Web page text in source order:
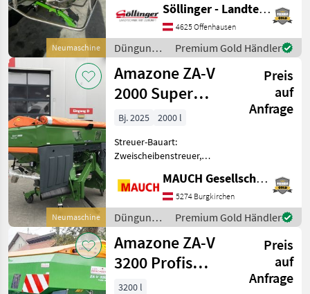
Neumaschine
Streumengenverstellung +
Profis-Wiegesystem +
Streuwerk ZA-V Tronic +
Gelenkwelle Bondioli &
Pavesi mit R
Söllinger - Landtechnik GmbH
4625 Offenhausen
Düngung
und
Beregnung
/ Amazone
Premium Gold Händler
Neumaschine
Amazone ZA-V
2000 Super
Profis Tronic
Preis
auf
Anfrage
Bj. 2025
2000 l
Streuer-Bauart:
Zweischeibenstreuer,
Ausstattung: - Profis
Wiegesystem - Streuwerk
ZA-V Tronic - Gelenkwelle
mit Reibkupplung -
Behälterau
MAUCH Gesellschaft m.b.H. & Co.KG
5274 Burgkirchen
Düngung
und
Beregnung
/ Amazone
Premium Gold Händler
Amazone ZA-V
3200 Profis
Hydro
Preis
auf
Anfrage
3200 l